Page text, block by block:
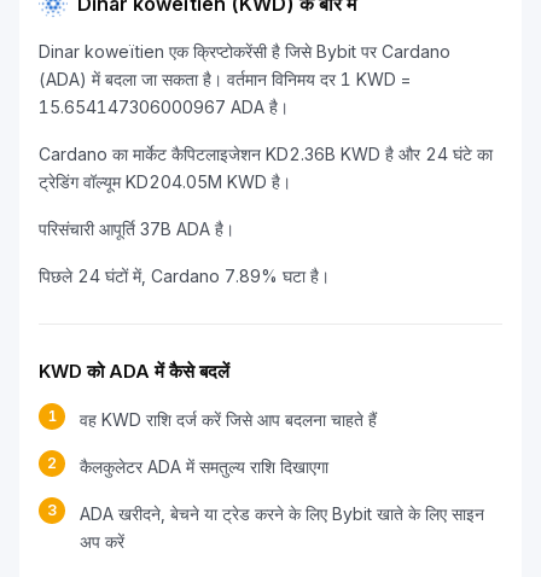
Dinar koweïtien एक क्रिप्टोकरेंसी है जिसे Bybit पर Cardano
(ADA) में बदला जा सकता है। वर्तमान विनिमय दर 1 KWD =
15.654147306000967 ADA है।
Cardano का मार्केट कैपिटलाइजेशन KD2.36B KWD है और 24 घंटे का
ट्रेडिंग वॉल्यूम KD204.05M KWD है।
परिसंचारी आपूर्ति 37B ADA है।
पिछले 24 घंटों में, Cardano 7.89% घटा है।
KWD को ADA में कैसे बदलें
1 वह KWD राशि दर्ज करें जिसे आप बदलना चाहते हैं
2 कैलकुलेटर ADA में समतुल्य राशि दिखाएगा
3
ADA खरीदने, बेचने या ट्रेड करने के लिए Bybit खाते के लिए साइन
अप करें